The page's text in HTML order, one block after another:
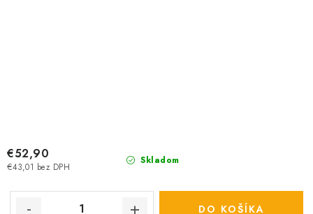
Skladom
€43,01 bez DPH
€52,90
DO KOŠÍKA